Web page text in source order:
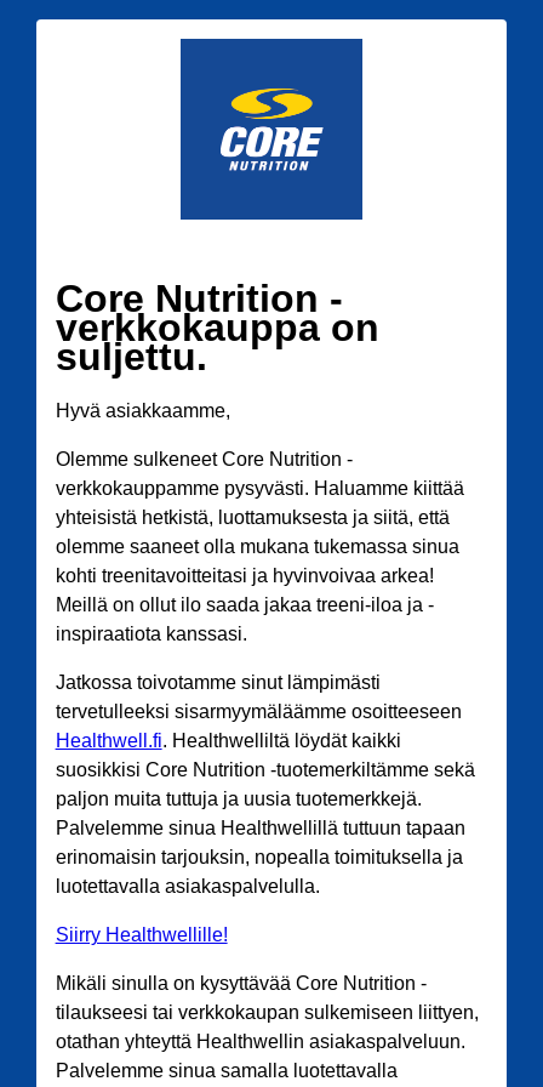
Core Nutrition -
verkkokauppa on
suljettu.
Hyvä asiakkaamme,
Olemme sulkeneet Core Nutrition -
verkkokauppamme pysyvästi. Haluamme kiittää
yhteisistä hetkistä, luottamuksesta ja siitä, että
olemme saaneet olla mukana tukemassa sinua
kohti treenitavoitteitasi ja hyvinvoivaa arkea!
Meillä on ollut ilo saada jakaa treeni-iloa ja -
inspiraatiota kanssasi.
Jatkossa toivotamme sinut lämpimästi
tervetulleeksi sisarmyymäläämme osoitteeseen
Healthwell.fi. Healthwelliltä löydät kaikki
suosikkisi Core Nutrition -tuotemerkiltämme sekä
paljon muita tuttuja ja uusia tuotemerkkejä.
Palvelemme sinua Healthwellillä tuttuun tapaan
erinomaisin tarjouksin, nopealla toimituksella ja
luotettavalla asiakaspalvelulla.
Siirry Healthwellille!
Mikäli sinulla on kysyttävää Core Nutrition -
tilaukseesi tai verkkokaupan sulkemiseen liittyen,
otathan yhteyttä Healthwellin asiakaspalveluun.
Palvelemme sinua samalla luotettavalla